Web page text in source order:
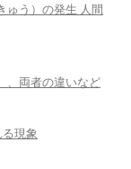
ゅう）の発生 人間
、両者の違いなど
現象